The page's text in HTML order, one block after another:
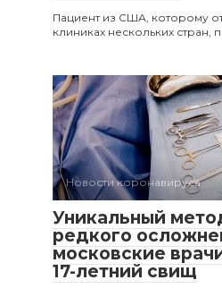
Пациент из США, которому
клиниках нескольких стран,
Новости коронавируса
Уникальный
редкого
московские
17-летний свищ